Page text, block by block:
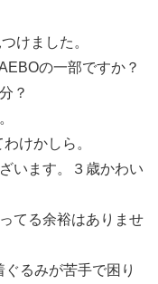
けました。
の一部ですか？
？
けかしら。
います。３歳かわい
てる余裕はありませ
るみが苦手で困り